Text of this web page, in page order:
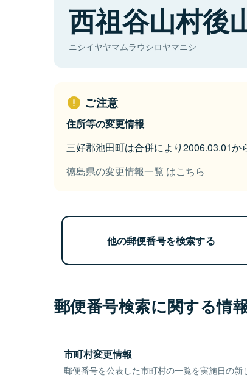
西祖谷山村後
ニシイヤヤマムラウシロヤマニシ
ご注意
住所等の変更情報
三好郡池田町は合併により2006.03.01か
徳島県の変更情報一覧 はこちら
他の郵便番号を検索する
郵便番号検索に関する情
市町村変更情報
郵便番号を公表した市町村の一覧を実施日の新